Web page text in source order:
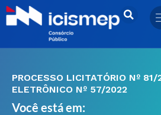
Ir
para
PROCESSO LICITATÓRIO Nº 81/
ELETRÔNICO Nº 57/2022
Você está em: